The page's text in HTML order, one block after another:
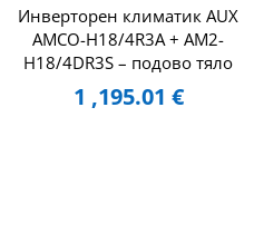
Инверторен климатик AUX
AMCO-H18/4R3A + AM2-
H18/4DR3S – подово тяло
1 ,195.01 €